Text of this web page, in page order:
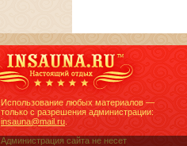
Использование любых материалов —
только с разрешения администрации:
insauna@mail.ru
Администрация сайта не несет